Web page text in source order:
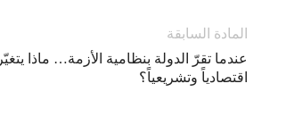
المادة السابقة
عندما تقرّ الدولة بنظامية الأزمة… ماذا يتغيّر
اقتصادياً وتشريعياً؟